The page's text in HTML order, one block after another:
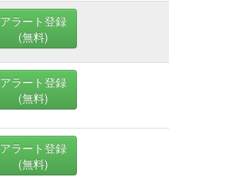
アラート登録
(無料)
アラート登録
(無料)
アラート登録
(無料)